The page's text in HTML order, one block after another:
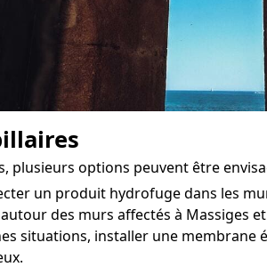
plusieurs options peuvent être
un produit hydrofuge dans les
des murs affectés à Massiges
situations, installer une membrane